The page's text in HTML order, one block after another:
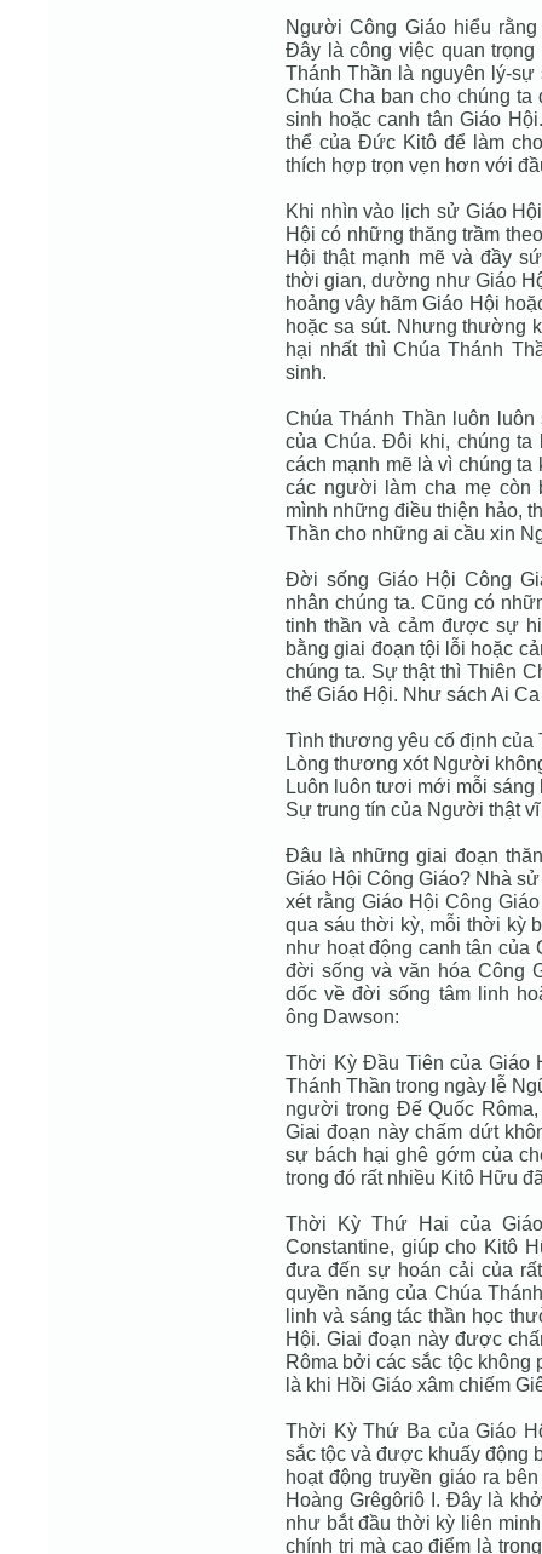
Người Công Giáo hiểu
Ðây là công việc quan
Thánh Thần là nguyên lý-
Chúa Cha ban cho chúng
sinh hoặc canh tân Giáo
thể của Ðức Kitô để làm
thích hợp trọn vẹn hơn với
Khi nhìn vào lịch sử Giáo
Hội có những thăng trầm
Hội thật mạnh mẽ và đầy
thời gian, dường như Giáo
hoảng vây hãm Giáo Hội
hoặc sa sút. Nhưng thường
hại nhất thì Chúa Thánh
sinh.
Chúa Thánh Thần luôn
của Chúa. Ðôi khi, chúng ta
cách mạnh mẽ là vì chúng
các người làm cha mẹ còn
mình những điều thiện hảo,
Thần cho những ai cầu xin
Ðời sống Giáo Hội Công
nhân chúng ta. Cũng có
tinh thần và cảm được sự
bằng giai đoạn tội lỗi hoặc
chúng ta. Sự thật thì Thiên
thể Giáo Hội. Như sách Ai
Tình thương yêu cố định
Lòng thương xót Người
Luôn luôn tươi mới mỗi sáng
Sự trung tín của Người thật
Ðâu là những giai đoạn
Giáo Hội Công Giáo? Nhà
xét rằng Giáo Hội Công
qua sáu thời kỳ, mỗi thời kỳ
như hoạt động canh tân của
đời sống và văn hóa Công
dốc về đời sống tâm linh
ông Dawson:
Thời Kỳ Ðầu Tiên của Giáo
Thánh Thần trong ngày lễ
người trong Ðế Quốc
Giai đoạn này chấm dứt
sự bách hại ghê gớm của
trong đó rất nhiều Kitô Hữu
Thời Kỳ Thứ Hai của
Constantine, giúp cho Kitô
đưa đến sự hoán cải của
quyền năng của Chúa
linh và sáng tác thần học
Hội. Giai đoạn này được
Rôma bởi các sắc tộc không
là khi Hồi Giáo xâm chiếm
Thời Kỳ Thứ Ba của Giáo
sắc tộc và được khuấy động
hoạt động truyền giáo ra
Hoàng Grêgôriô I. Ðây là
như bắt đầu thời kỳ liên
chính trị mà cao điểm là